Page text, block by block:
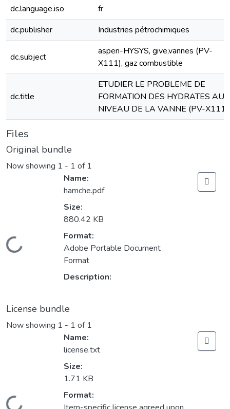
dc.language.iso
fr
dc.publisher
Industries pétrochimiques
dc.subject
aspen-HYSYS, give,vannes (PV-
X111), gaz combustible
dc.title
ETUDIER LE PROBLEME DE
FORMATION DES HYDRATES AU
NIVEAU DE LA VANNE (PV-X111)
Files
Original bundle
Now showing 1 - 1 of 1
Loading...
Name:
hamche.pdf
Size:
880.42 KB
Format:
Adobe Portable Document
Format
Description:
License bundle
Now showing 1 - 1 of 1
Name:
license.txt
Size:
1.71 KB
Format: